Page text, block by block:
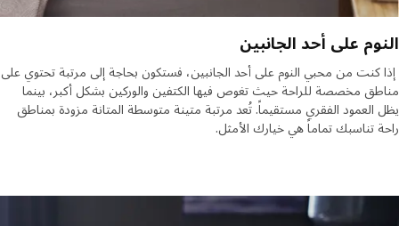
على أحد الجانبين
كنت من محبي النوم على أحد الجانبين، فستكون بحاجة إلى مرتبة تحتوي على
مخصصة للراحة حيث تغوص فيها الكتفين والوركين بشكل أكبر، بينما
الفقري مستقيماً. تُعد مرتبة متينة متوسطة المتانة مزودة بمناطق
تناسبك تماماً هي خيارك الأمثل.